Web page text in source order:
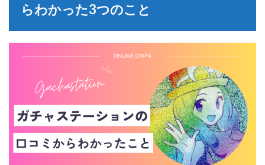
らわかった3つのこと